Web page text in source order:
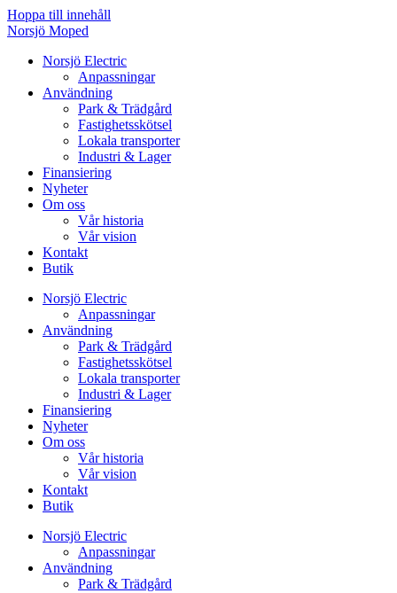
Hoppa till innehåll
Norsjö Moped
Norsjö Electric
Anpassningar
Användning
Park & Trädgård
Fastighetsskötsel
Lokala transporter
Industri & Lager
Finansiering
Nyheter
Om oss
Vår historia
Vår vision
Kontakt
Butik
Norsjö Electric
Anpassningar
Användning
Park & Trädgård
Fastighetsskötsel
Lokala transporter
Industri & Lager
Finansiering
Nyheter
Om oss
Vår historia
Vår vision
Kontakt
Butik
Norsjö Electric
Anpassningar
Användning
Park & Trädgård